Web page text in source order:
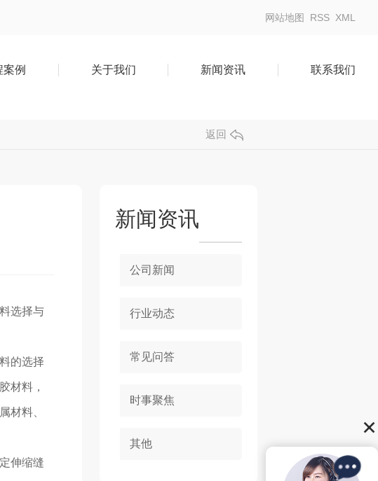
网站地图 RSS XML
案例 关于我们 新闻资讯 联系我们
返回
选择与
的选择
材料，
材料、
伸缩缝
新闻资讯
公司新闻
行业动态
常见问答
时事聚焦
其他